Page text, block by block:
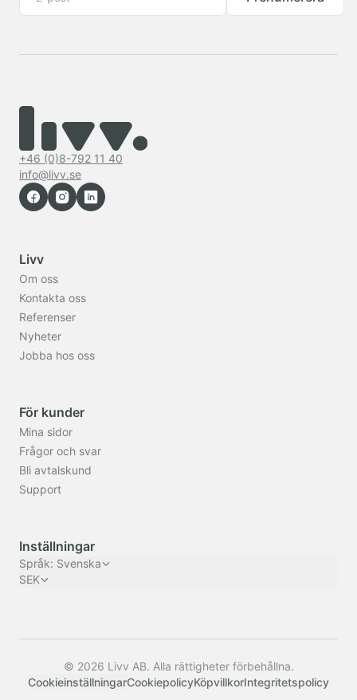
+46 (0)8-792 11 40
info@livv.se
Livv
Om oss
Kontakta oss
Referenser
Nyheter
Jobba hos oss
För kunder
Mina sidor
Frågor och svar
Bli avtalskund
Support
Inställningar
Språk: Svenska
SEK
© 2026 Livv AB. Alla rättigheter förbehållna.
CookieinställningarCookiepolicyKöpvillkorIntegritetspolicy